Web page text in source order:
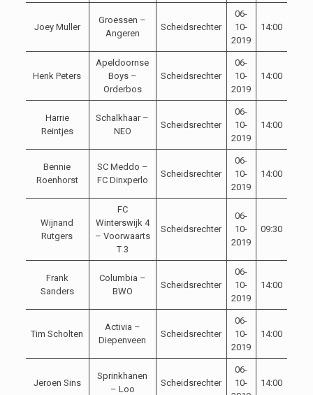
Joey Muller
Groessen –
Angeren
Scheidsrechter
06-
10-
2019
14:00
Henk Peters
Apeldoornse
Boys –
Orderbos
Scheidsrechter
06-
10-
2019
14:00
Harrie
Reintjes
Schalkhaar –
NEO
Scheidsrechter
06-
10-
2019
14:00
Bennie
Roenhorst
SC Meddo –
FC Dinxperlo
Scheidsrechter
06-
10-
2019
14:00
Wijnand
Rutgers
FC
Winterswijk 4
– Voorwaarts
T 3
Scheidsrechter
06-
10-
2019
09:30
Frank
Sanders
Columbia –
BWO
Scheidsrechter
06-
10-
2019
14:00
Tim Scholten
Activia –
Diepenveen
Scheidsrechter
06-
10-
2019
14:00
Jeroen Sins
Sprinkhanen
– Loo
Scheidsrechter
06-
10-
14:00